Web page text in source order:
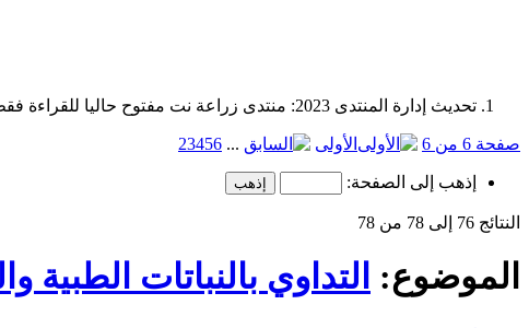
تحديث إدارة المنتدى 2023: منتدى زراعة نت مفتوح حاليا للقراءة فقط، ولا يقبل مشاركات جديدة. يمكنكم استخدام الشريط الظاهر أعلاه للبحث في كافة مواضيع المدوّنة والمنتدى.
صفحة 6 من 6 الأولى ...
23456
إذهب إلى الصفحة:
النتائج 76 إلى 78 من 78
الموضوع: التداوي بالنباتات الطبية